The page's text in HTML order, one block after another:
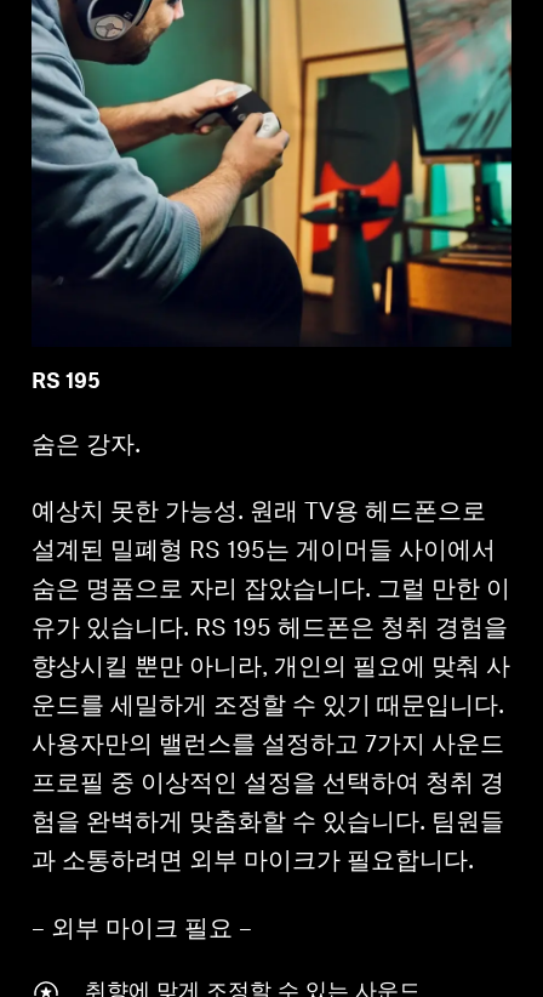
RS 195
숨은 강자.
예상치 못한 가능성. 원래 TV용 헤드폰으로
설계된 밀폐형 RS 195는 게이머들 사이에서
숨은 명품으로 자리 잡았습니다. 그럴 만한 이
유가 있습니다. RS 195 헤드폰은 청취 경험을
향상시킬 뿐만 아니라, 개인의 필요에 맞춰 사
운드를 세밀하게 조정할 수 있기 때문입니다.
사용자만의 밸런스를 설정하고 7가지 사운드
프로필 중 이상적인 설정을 선택하여 청취 경
험을 완벽하게 맞춤화할 수 있습니다. 팀원들
과 소통하려면 외부 마이크가 필요합니다.
– 외부 마이크 필요 –
취향에 맞게 조정할 수 있는 사운드